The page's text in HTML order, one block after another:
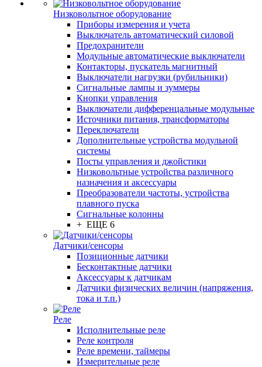
Низковольтное оборудование
Приборы измерения и учета
Выключатель автоматический силовой
Предохранители
Модульные автоматические выключатели
Контакторы, пускатель магнитный
Выключатели нагрузки (рубильники)
Сигнальные лампы и зуммеры
Кнопки управления
Выключатели дифференцальные модульные
Источники питания, трансформаторы
Переключатели
Дополнительные устройства модульной
системы
Посты управления и джойстики
Низковольтные устройства различного
назначения и аксессуары
Преобразователи частоты, устройства
плавного пуска
Сигнальные колонны
+ ЕЩЕ 6
Датчики/сенсоры
Позиционные датчики
Бесконтактные датчики
Аксессуары к датчикам
Датчики физических величин (напряжения,
тока и т.п.)
Реле
Исполнительные реле
Реле контроля
Реле времени, таймеры
Измерительные реле